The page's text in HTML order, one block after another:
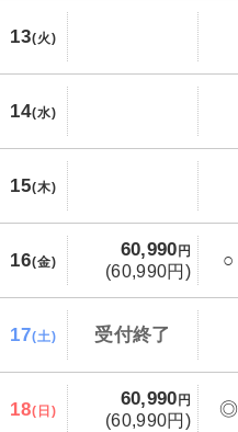
13(火)
14(水)
15(木)
16(金)
60,990 円
(60,990円)
○
17(土) 受付終了
18(日)
60,990 円
(60,990円)
◎